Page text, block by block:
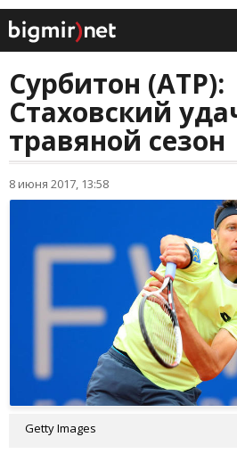
Сурбитон (ATP):
Стаховский
травяной сезон
8 июня 2017, 13:58
Getty Images